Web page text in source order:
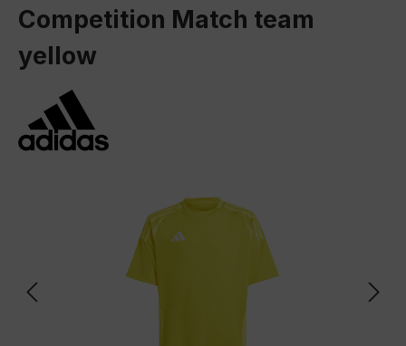
Competition Match team
yellow
Bildergalerie überspringen